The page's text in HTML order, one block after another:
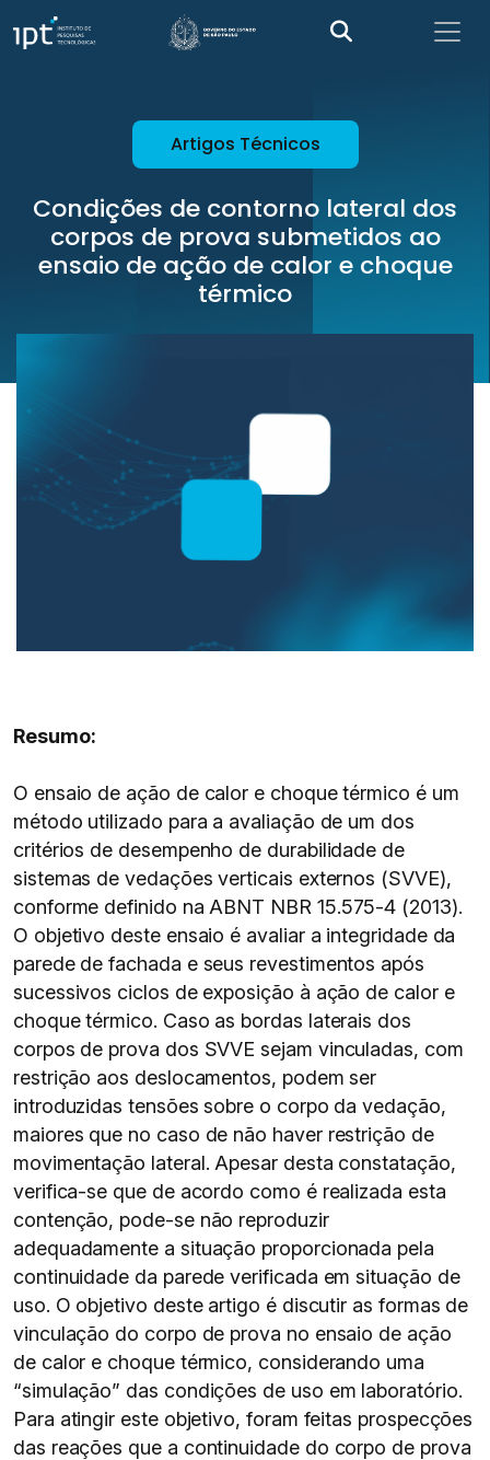
Artigos Técnicos
Condições de contorno lateral dos
corpos de prova submetidos ao
ensaio de ação de calor e choque
térmico
Resumo:
O ensaio de ação de calor e choque térmico é um
método utilizado para a avaliação de um dos
critérios de desempenho de durabilidade de
sistemas de vedações verticais externos (SVVE),
conforme definido na ABNT NBR 15.575-4 (2013).
O objetivo deste ensaio é avaliar a integridade da
parede de fachada e seus revestimentos após
sucessivos ciclos de exposição à ação de calor e
choque térmico. Caso as bordas laterais dos
corpos de prova dos SVVE sejam vinculadas, com
restrição aos deslocamentos, podem ser
introduzidas tensões sobre o corpo da vedação,
maiores que no caso de não haver restrição de
movimentação lateral. Apesar desta constatação,
verifica-se que de acordo como é realizada esta
contenção, pode-se não reproduzir
adequadamente a situação proporcionada pela
continuidade da parede verificada em situação de
uso. O objetivo deste artigo é discutir as formas de
vinculação do corpo de prova no ensaio de ação
de calor e choque térmico, considerando uma
“simulação” das condições de uso em laboratório.
Para atingir este objetivo, foram feitas prospecções
das reações que a continuidade do corpo de prova